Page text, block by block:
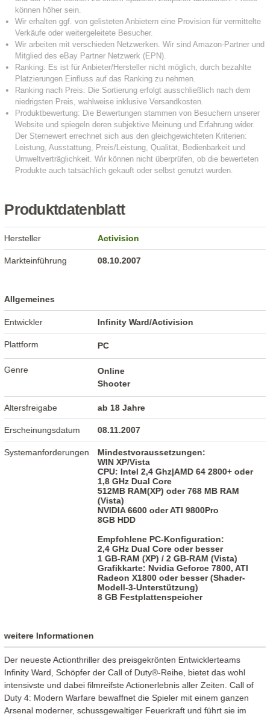
Produktdatenblatt
Hersteller Activision
Markteinführung 08.10.2007
Allgemeines
Entwickler Infinity Ward/Activision
Plattform PC
Genre
Online
Shooter
Altersfreigabe ab 18 Jahre
Erscheinungsdatum 08.11.2007
Systemanforderungen
Mindestvoraussetzungen:
WIN XP/Vista
CPU: Intel 2,4 Ghz|AMD 64 2800+ oder
1,8 GHz Dual Core
512MB RAM(XP) oder 768 MB RAM
(Vista)
NVIDIA 6600 oder ATI 9800Pro
8GB HDD
Empfohlene PC-Konfiguration:
2,4 GHz Dual Core oder besser
1 GB-RAM (XP) / 2 GB-RAM (Vista)
Grafikkarte: Nvidia Geforce 7800, ATI
Radeon X1800 oder besser (Shader-
Modell-3-Unterstützung)
8 GB Festplattenspeicher
weitere Informationen
Der neueste Actionthriller des preisgekrönten Entwicklerteams
Infinity Ward, Schöpfer der Call of Duty®-Reihe, bietet das wohl
intensivste und dabei filmreifste Actionerlebnis aller Zeiten. Call of
Duty 4: Modern Warfare bewaffnet die Spieler mit einem ganzen
Arsenal moderner, schussgewaltiger Feuerkraft und führt sie im